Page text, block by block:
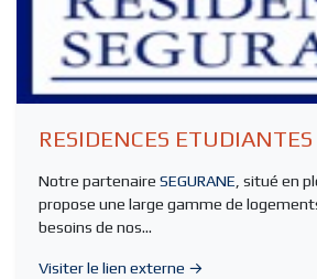
RESIDENCES
Notre partenaire SEGURANE , situé en
propose une large gamme de
besoins de nos...
Visiter le lien externe →